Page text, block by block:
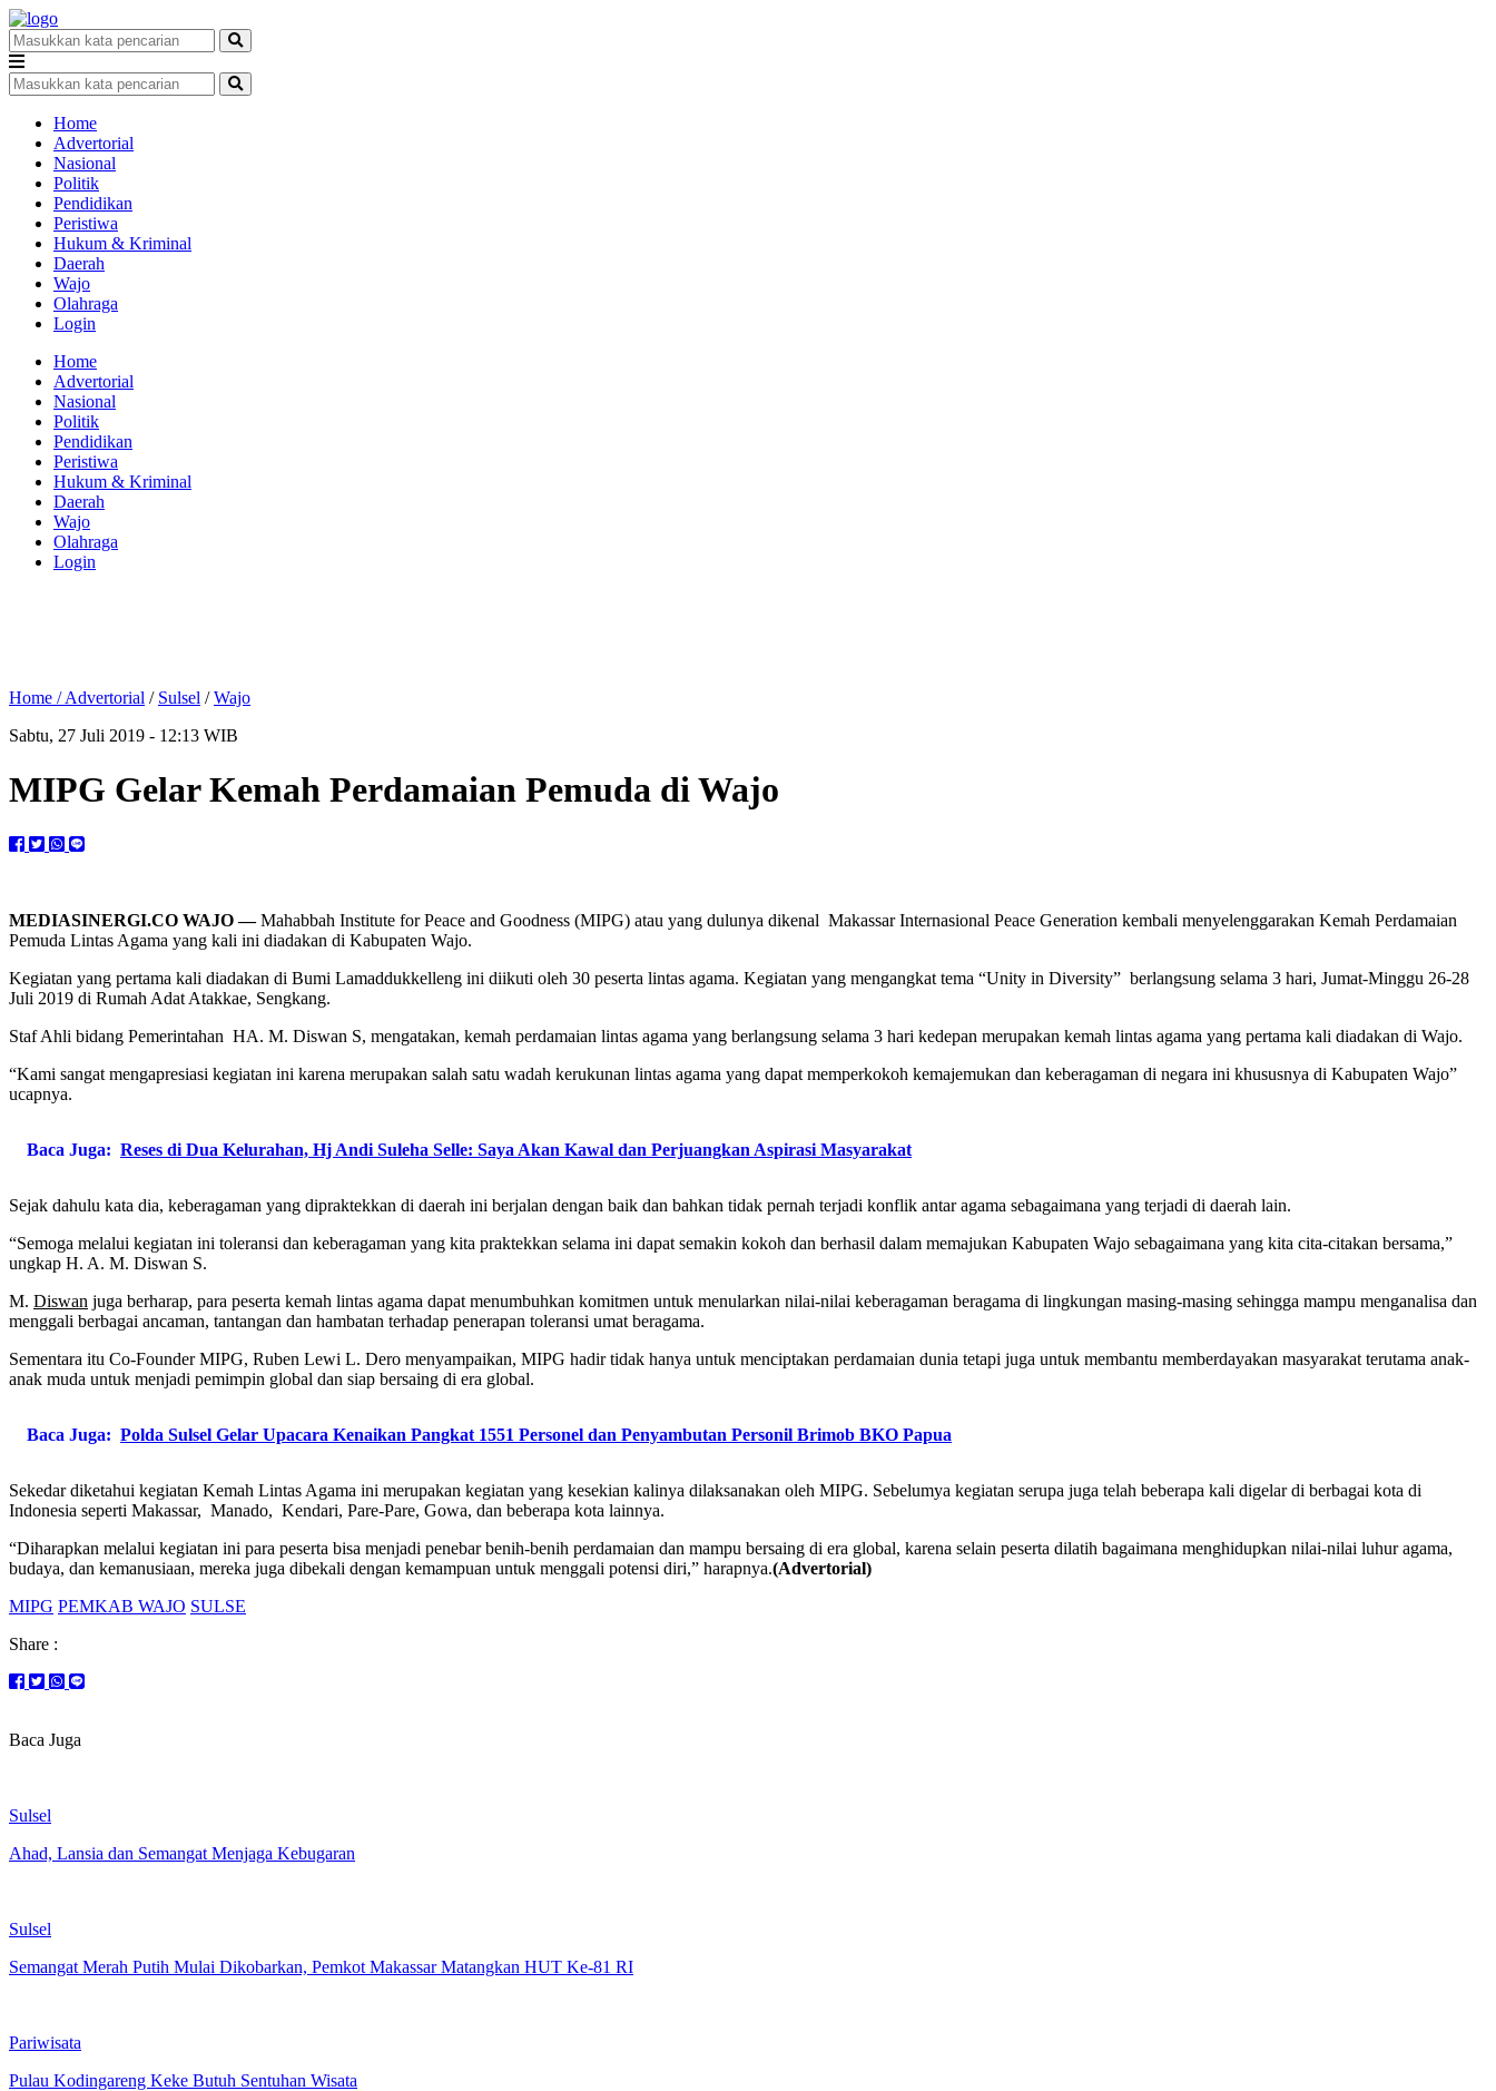
Home
Advertorial
Nasional
Politik
Pendidikan
Peristiwa
Hukum & Kriminal
Daerah
Wajo
Olahraga
Login
Home
Advertorial
Nasional
Politik
Pendidikan
Peristiwa
Hukum & Kriminal
Daerah
Wajo
Olahraga
Login
Home /Advertorial / Sulsel /Wajo
Sabtu, 27 Juli 2019 - 12:13 WIB
MIPG Gelar Kemah Perdamaian Pemuda di Wajo
MEDIASINERGI.CO WAJO —Mahabbah Institute for Peace and Goodness (MIPG) atau yang dulunya dikenal Makassar Internasional Peace Generation kembali menyelenggarakan Kemah Perdamaian
Pemuda Lintas Agama yang kali ini diadakan di Kabupaten Wajo.
Kegiatan yang pertama kali diadakan di Bumi Lamaddukkelleng ini diikuti oleh 30 peserta lintas agama. Kegiatan yang mengangkat tema “Unity in Diversity” berlangsung selama 3 hari, Jumat-Minggu 26-28
Juli 2019 di Rumah Adat Atakkae, Sengkang.
Staf Ahli bidang Pemerintahan HA. M. Diswan S, mengatakan, kemah perdamaian lintas agama yang berlangsung selama 3 hari kedepan merupakan kemah lintas agama yang pertama kali diadakan di Wajo.
“Kami sangat mengapresiasi kegiatan ini karena merupakan salah satu wadah kerukunan lintas agama yang dapat memperkokoh kemajemukan dan keberagaman di negara ini khususnya di Kabupaten Wajo”
ucapnya.
Baca Juga: Reses di Dua Kelurahan, Hj Andi Suleha Selle: Saya Akan Kawal dan Perjuangkan Aspirasi Masyarakat
Sejak dahulu kata dia, keberagaman yang dipraktekkan di daerah ini berjalan dengan baik dan bahkan tidak pernah terjadi konflik antar agama sebagaimana yang terjadi di daerah lain.
“Semoga melalui kegiatan ini toleransi dan keberagaman yang kita praktekkan selama ini dapat semakin kokoh dan berhasil dalam memajukan Kabupaten Wajo sebagaimana yang kita cita-citakan bersama,”
ungkap H. A. M. Diswan S.
M. Diswan juga berharap, para peserta kemah lintas agama dapat menumbuhkan komitmen untuk menularkan nilai-nilai keberagaman beragama di lingkungan masing-masing sehingga mampu menganalisa dan
menggali berbagai ancaman, tantangan dan hambatan terhadap penerapan toleransi umat beragama.
Sementara itu Co-Founder MIPG, Ruben Lewi L. Dero menyampaikan, MIPG hadir tidak hanya untuk menciptakan perdamaian dunia tetapi juga untuk membantu memberdayakan masyarakat terutama anak-
anak muda untuk menjadi pemimpin global dan siap bersaing di era global.
Baca Juga: Polda Sulsel Gelar Upacara Kenaikan Pangkat 1551 Personel dan Penyambutan Personil Brimob BKO Papua
Sekedar diketahui kegiatan Kemah Lintas Agama ini merupakan kegiatan yang kesekian kalinya dilaksanakan oleh MIPG. Sebelumya kegiatan serupa juga telah beberapa kali digelar di berbagai kota di
Indonesia seperti Makassar, Manado, Kendari, Pare-Pare, Gowa, dan beberapa kota lainnya.
“Diharapkan melalui kegiatan ini para peserta bisa menjadi penebar benih-benih perdamaian dan mampu bersaing di era global, karena selain peserta dilatih bagaimana menghidupkan nilai-nilai luhur agama,
budaya, dan kemanusiaan, mereka juga dibekali dengan kemampuan untuk menggali potensi diri,” harapnya.(Advertorial)
MIPG PEMKAB WAJO SULSE
Share :
Baca Juga
Sulsel
Ahad, Lansia dan Semangat Menjaga Kebugaran
Sulsel
Semangat Merah Putih Mulai Dikobarkan, Pemkot Makassar Matangkan HUT Ke-81 RI
Pariwisata
Pulau Kodingareng Keke Butuh Sentuhan Wisata